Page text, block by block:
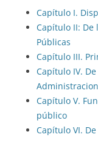
Capítulo I.
Capítulo II: De
Públicas
Capítulo III.
Capítulo IV.
Capítulo V.
público
Capítulo VI.